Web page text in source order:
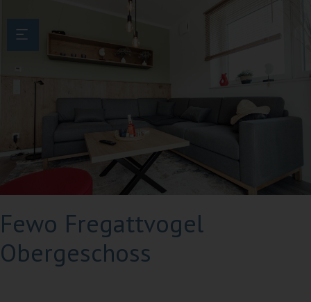
Fewo Fregattvogel
Obergeschoss